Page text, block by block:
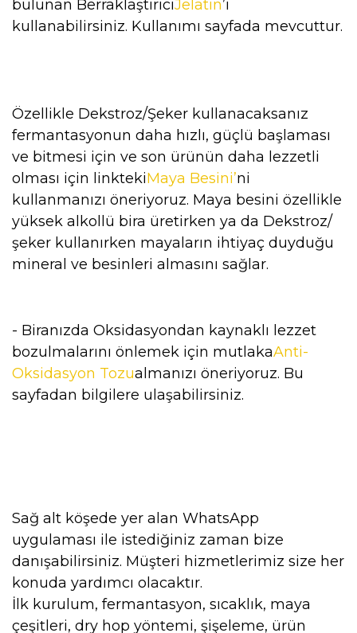
bulunan BerraklaştırıcıJelatin’i
kullanabilirsiniz. Kullanımı sayfada mevcuttur.
Özellikle Dekstroz/Şeker kullanacaksanız
fermantasyonun daha hızlı, güçlü başlaması
ve bitmesi için ve son ürünün daha lezzetli
olması için linktekiMaya Besini’ni
kullanmanızı öneriyoruz. Maya besini özellikle
yüksek alkollü bira üretirken ya da Dekstroz/
şeker kullanırken mayaların ihtiyaç duyduğu
mineral ve besinleri almasını sağlar.
- Biranızda Oksidasyondan kaynaklı lezzet
bozulmalarını önlemek için mutlakaAnti-
Oksidasyon Tozualmanızı öneriyoruz. Bu
sayfadan bilgilere ulaşabilirsiniz.
Sağ alt köşede yer alan WhatsApp
uygulaması ile istediğiniz zaman bize
danışabilirsiniz. Müşteri hizmetlerimiz size her
konuda yardımcı olacaktır.
İlk kurulum, fermantasyon, sıcaklık, maya
çeşitleri, dry hop yöntemi, şişeleme, ürün